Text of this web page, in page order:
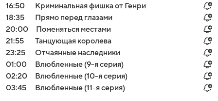
16:50
Криминальная фишка от Генри
18:35
Прямо перед глазами
20:00
Поменяться местами
21:55
Танцующая королева
23:25
Отчаянные наследники
01:00
Влюбленные (9-я серия)
02:20
Влюбленные (10-я серия)
03:45
Влюбленные (11-я серия)